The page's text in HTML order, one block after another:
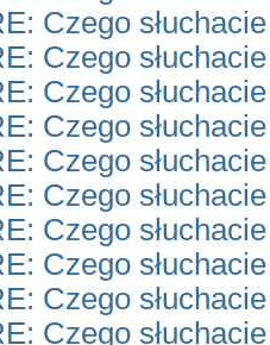
Czego
Czego
Czego
Czego
Czego
Czego
Czego
Czego
Czego
Czego